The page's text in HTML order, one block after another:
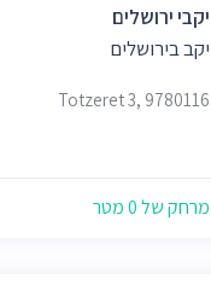
יקבי ירושלים
יקב בירושלים
Totzeret 3, 9780116
מרחק של 0 מטר